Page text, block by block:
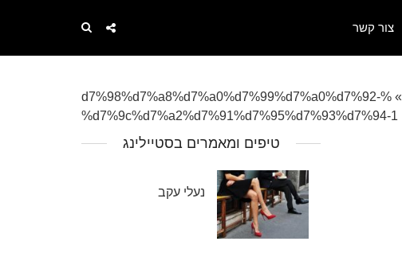
צור קשר
»
%d7%98%d7%a8%d7%a0%d7%99%d7%a0%d7%92-
%d7%9c%d7%a2%d7%91%d7%95%d7%93%d7%94-1
טיפים ומאמרים בסטיילינג
נעלי עקב